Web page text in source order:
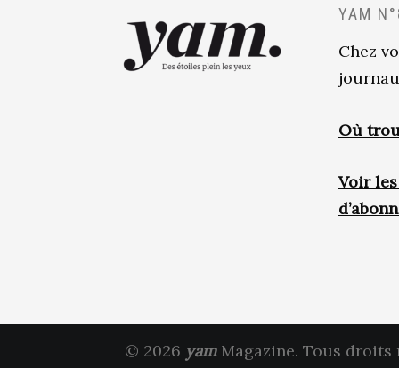
YAM
Chez
Où
Voir
© 2026 yamMagazine. Tous droits